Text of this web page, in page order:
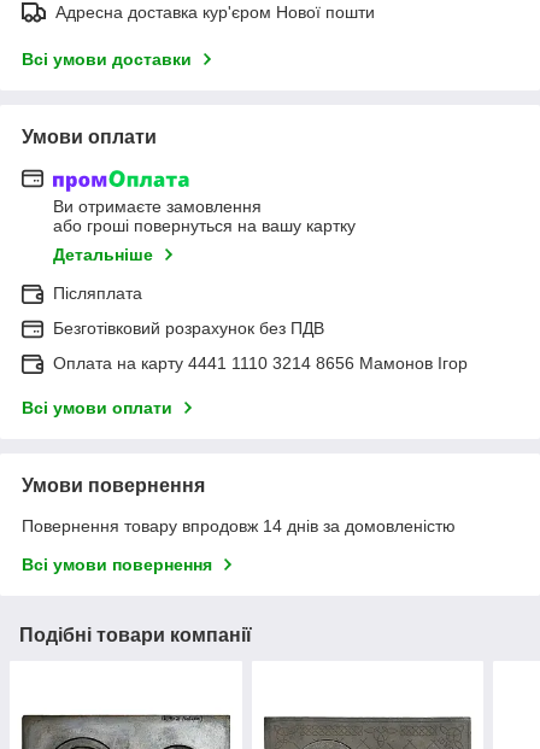
Адресна доставка кур'єром Нової пошти
Всі умови доставки
Умови оплати
Ви отримаєте замовлення
або гроші повернуться на вашу картку
Детальніше
Післяплата
Безготівковий розрахунок без ПДВ
Оплата на карту 4441 1110 3214 8656 Мамонов Ігор
Всі умови оплати
Умови повернення
Повернення товару впродовж 14 днів за домовленістю
Всі умови повернення
Подібні товари компанії